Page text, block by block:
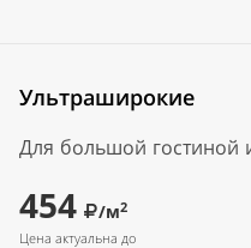
Ультраширокие
Для большой гостиной
454 /м2
Цена актуальна до